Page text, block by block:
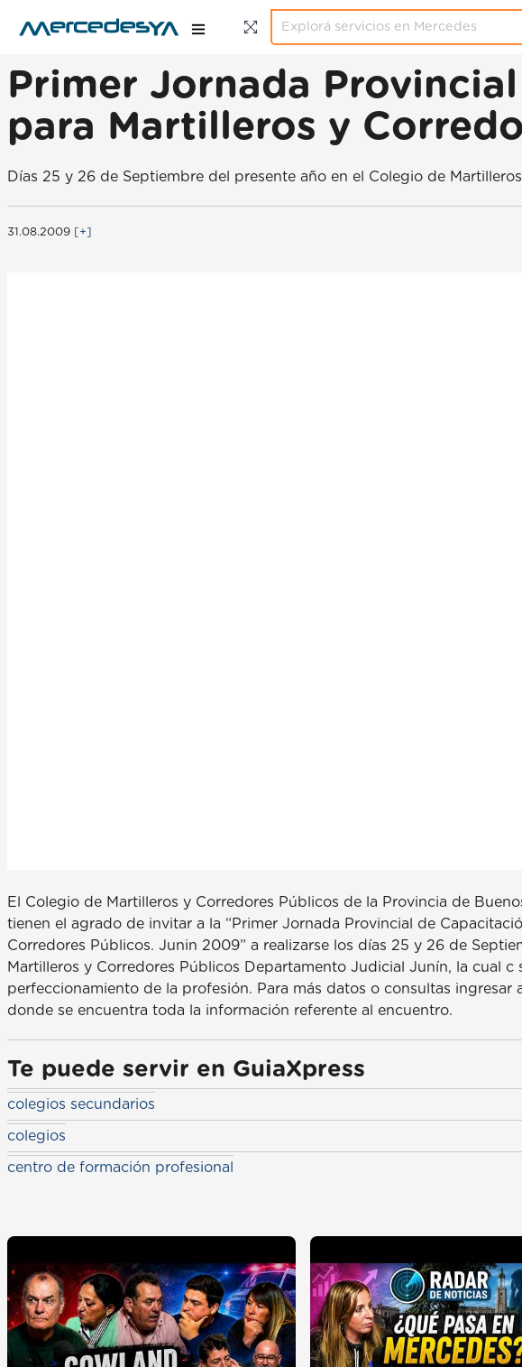
Primer Jornada
para Martilleros y
Días 25 y 26 de Septiembre del presente año en el Colegio de
31.08.2009 [+]
El Colegio de Martilleros y Corredores Públicos de la Provincia de
tienen el agrado de invitar a la “Primer Jornada Provincial de
Corredores Públicos. Junin 2009” a realizarse los días 25 y 26 de
Martilleros y Corredores Públicos Departamento Judicial Junín, la cual c
perfeccionamiento de la profesión. Para más datos o consultas ingresar
donde se encuentra toda la información referente al encuentro.
Te puede servir en GuiaXpress
colegios secundarios
colegios
centro de formación profesional